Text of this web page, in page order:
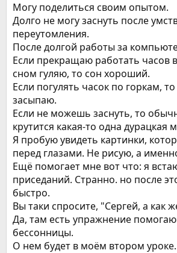
Могу поделиться своим опытом.
Долго не могу заснуть после
переутомления.
После долгой работы за
Если прекращаю работать часов
сном гуляю, то сон хороший.
Если погулять часок по горкам,
засыпаю.
Если не можешь заснуть, то
крутится какая-то одна дурацкая
Я пробую увидеть картинки,
перед глазами. Не рисую, а
Ещё помогает мне вот что: я
приседаний. Странно. но после
быстро.
Вы таки спросите, "Сергей, а как
Да, там есть упражнение
бессонницы.
О нем будет в моём втором уроке.